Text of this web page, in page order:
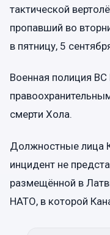
тактической
пропавший во
в пятницу, 5
Военная полиция
смерти Хола.
Должностные лица
инцидент не
размещённой в
НАТО, в которой